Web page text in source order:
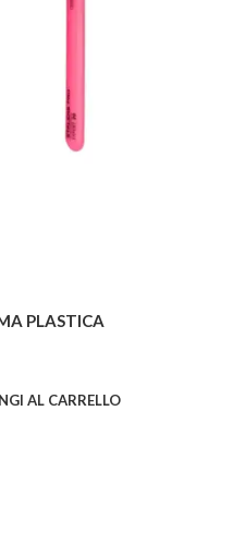
PLASTICA
AL CARRELLO